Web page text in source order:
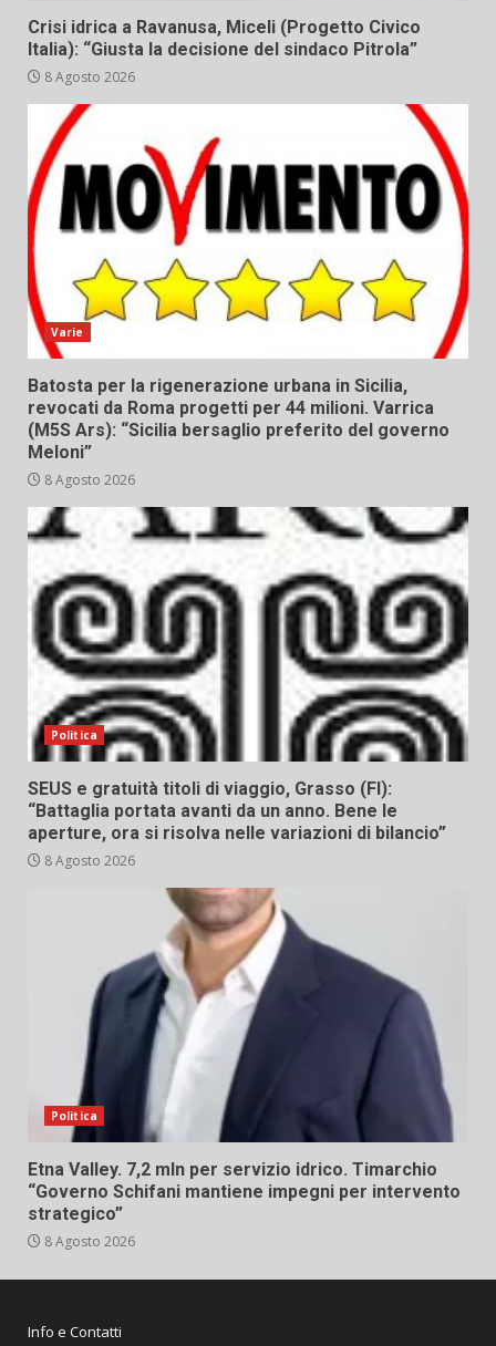
Crisi idrica a Ravanusa, Miceli (Progetto Civico
Italia): “Giusta la decisione del sindaco Pitrola”
8 Agosto 2026
Varie
Batosta per la rigenerazione urbana in Sicilia,
revocati da Roma progetti per 44 milioni. Varrica
(M5S Ars): “Sicilia bersaglio preferito del governo
Meloni”
8 Agosto 2026
Politica
SEUS e gratuità titoli di viaggio, Grasso (FI):
“Battaglia portata avanti da un anno. Bene le
aperture, ora si risolva nelle variazioni di bilancio”
8 Agosto 2026
Politica
Etna Valley. 7,2 mln per servizio idrico. Timarchio
“Governo Schifani mantiene impegni per intervento
strategico”
8 Agosto 2026
Info e Contatti